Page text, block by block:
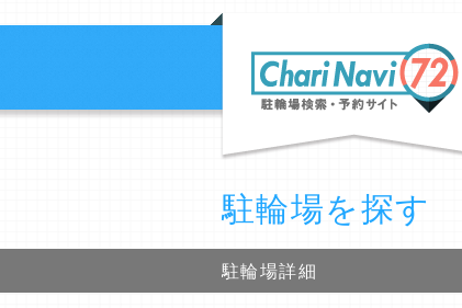
駐輪場を探す
駐輪場詳細